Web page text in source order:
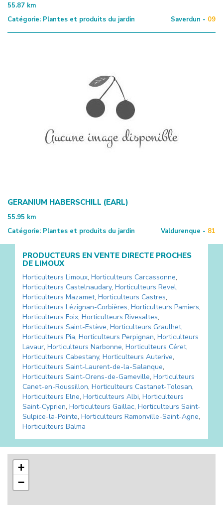
55.87 km
Catégorie: Plantes et produits du jardin Saverdun - 09
GERANIUM HABERSCHILL (EARL)
55.95 km
Catégorie: Plantes et produits du jardin Valdurenque - 81
PRODUCTEURS EN VENTE DIRECTE PROCHES
DE LIMOUX
Horticulteurs Limoux, Horticulteurs Carcassonne,
Horticulteurs Castelnaudary, Horticulteurs Revel,
Horticulteurs Mazamet, Horticulteurs Castres,
Horticulteurs Lézignan-Corbières, Horticulteurs Pamiers,
Horticulteurs Foix, Horticulteurs Rivesaltes,
Horticulteurs Saint-Estève, Horticulteurs Graulhet,
Horticulteurs Pia, Horticulteurs Perpignan, Horticulteurs
Lavaur, Horticulteurs Narbonne, Horticulteurs Céret,
Horticulteurs Cabestany, Horticulteurs Auterive,
Horticulteurs Saint-Laurent-de-la-Salanque,
Horticulteurs Saint-Orens-de-Gameville, Horticulteurs
Canet-en-Roussillon, Horticulteurs Castanet-Tolosan,
Horticulteurs Elne, Horticulteurs Albi, Horticulteurs
Saint-Cyprien, Horticulteurs Gaillac, Horticulteurs Saint-
Sulpice-la-Pointe, Horticulteurs Ramonville-Saint-Agne,
Horticulteurs Balma
+
−